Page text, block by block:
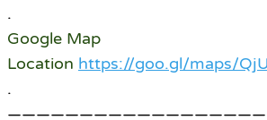
.
Google Map
Location https://goo.gl/maps/
.